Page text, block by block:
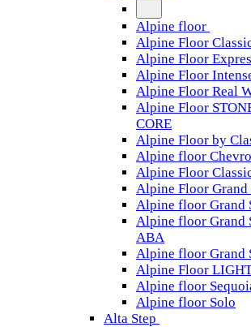
Alpine floor
Alpine Floor
Alpine Floor
Alpine Floor
Alpine Floor Real
Alpine Floor
CORE
Alpine Floor by
Alpine floor
Alpine Floor
Alpine Floor Grand
Alpine floor Grand
Alpine floor Grand
ABA
Alpine floor Grand
Alpine Floor
Alpine floor
Alpine floor Solo
Alta Step